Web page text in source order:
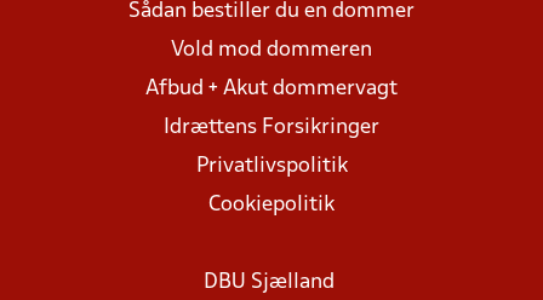
Sådan bestiller du en dommer
Vold mod dommeren
Afbud + Akut dommervagt
Idrættens Forsikringer
Privatlivspolitik
Cookiepolitik
DBU Sjælland